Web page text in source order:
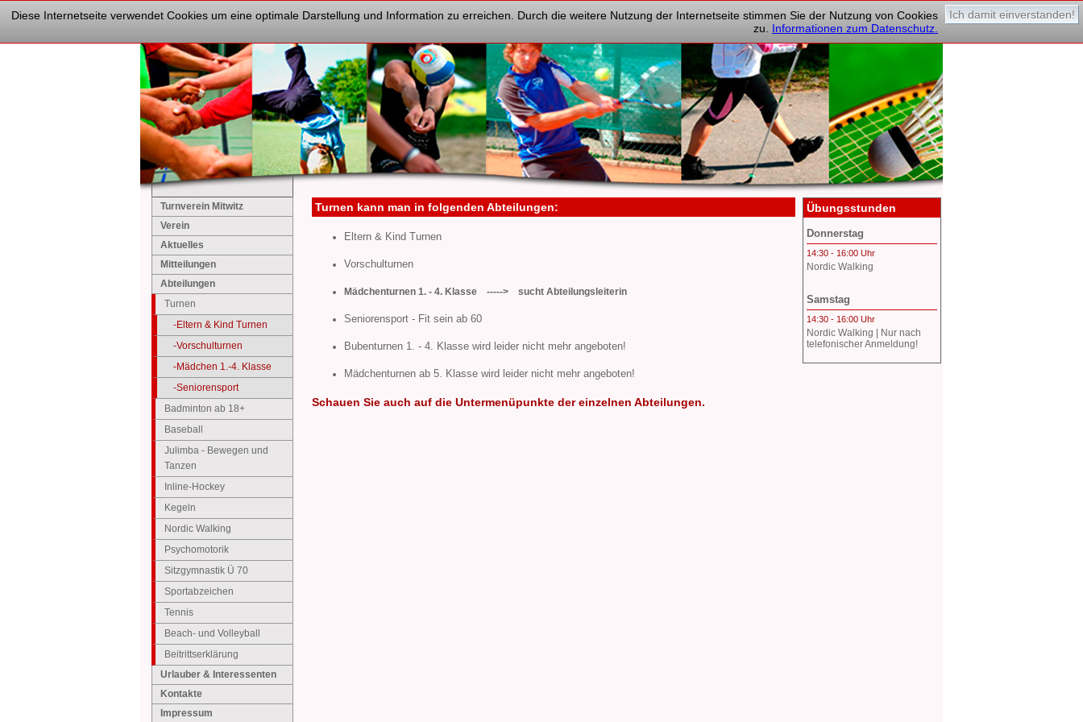
Diese Internetseite verwendet Cookies um eine optimale Darstellung und Information zu erreichen. Durch die weitere Nutzung der Internetseite stimmen Sie der Nutzung von Cookies
zu. Informationen zum Datenschutz.
Ich damit einverstanden!
Turnverein Mitwitz
Verein
Aktuelles
Mitteilungen
Abteilungen
Turnen
-Eltern & Kind Turnen
-Vorschulturnen
-Mädchen 1.-4. Klasse
-Seniorensport
Badminton ab 18+
Baseball
Julimba - Bewegen und
Tanzen
Inline-Hockey
Kegeln
Nordic Walking
Psychomotorik
Sitzgymnastik Ü 70
Sportabzeichen
Tennis
Beach- und Volleyball
Beitrittserklärung
Urlauber & Interessenten
Kontakte
Impressum
Turnen kann man in folgenden Abteilungen:
Eltern & Kind Turnen
Vorschulturnen
Mädchenturnen 1. - 4. Klasse -----> sucht Abteilungsleiterin
Seniorensport - Fit sein ab 60
Bubenturnen 1. - 4. Klasse wird leider nicht mehr angeboten!
Mädchenturnen ab 5. Klasse wird leider nicht mehr angeboten!
Schauen Sie auch auf die Untermenüpunkte der einzelnen Abteilungen.
Übungsstunden
Donnerstag
14:30 - 16:00 Uhr
Nordic Walking
Samstag
14:30 - 16:00 Uhr
Nordic Walking | Nur nach
telefonischer Anmeldung!